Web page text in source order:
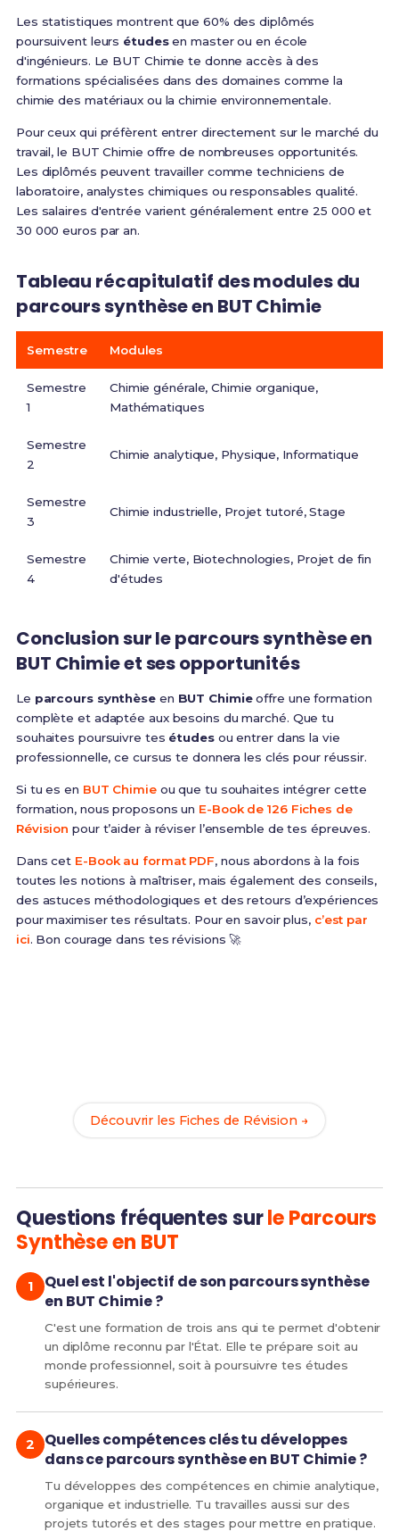
Les statistiques montrent que 60% des diplômés
poursuivent leurs étudesen master ou en école
d'ingénieurs. Le BUT Chimie te donne accès à des
formations spécialisées dans des domaines comme la
chimie des matériaux ou la chimie environnementale.
Pour ceux qui préfèrent entrer directement sur le marché du
travail, le BUT Chimie offre de nombreuses opportunités.
Les diplômés peuvent travailler comme techniciens de
laboratoire, analystes chimiques ou responsables qualité.
Les salaires d'entrée varient généralement entre 25 000 et
30 000 euros par an.
Tableau récapitulatif des modules du
parcours synthèse en BUT Chimie
Semestre Modules
Semestre
1
Chimie générale, Chimie organique,
Mathématiques
Semestre
2
Chimie analytique, Physique, Informatique
Semestre
3
Chimie industrielle, Projet tutoré, Stage
Semestre
4
Chimie verte, Biotechnologies, Projet de fin
d'études
Conclusion sur le parcours synthèse en
BUT Chimie et ses opportunités
Le parcours synthèseen BUT Chimieoffre une formation
complète et adaptée aux besoins du marché. Que tu
souhaites poursuivre tes étudesou entrer dans la vie
professionnelle, ce cursus te donnera les clés pour réussir.
Si tu es en BUT Chimieou que tu souhaites intégrer cette
formation, nous proposons un E-Book de 126 Fiches de
Révision pour t’aider à réviser l’ensemble de tes épreuves.
Dans cet E-Book au format PDF, nous abordons à la fois
toutes les notions à maîtriser, mais également des conseils,
des astuces méthodologiques et des retours d’expériences
pour maximiser tes résultats. Pour en savoir plus, c’est par
ici. Bon courage dans tes révisions 🚀
Découvrir les Fiches de Révision →
Questions fréquentes surle Parcours
Synthèse en BUT
Quel est l'objectif de son parcours synthèse
en BUT Chimie ?
C'est une formation de trois ans qui te permet d'obtenir
un diplôme reconnu par l'État. Elle te prépare soit au
monde professionnel, soit à poursuivre tes études
supérieures.
Quelles compétences clés tu développes
dans ce parcours synthèse en BUT Chimie ?
Tu développes des compétences en chimie analytique,
organique et industrielle. Tu travailles aussi sur des
projets tutorés et des stages pour mettre en pratique.